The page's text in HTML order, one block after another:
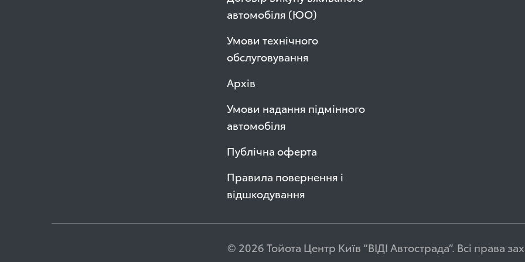
автомобіля (ЮО)
Умови технічного
обслуговування
Архів
Умови надання підмінного
автомобіля
Публічна оферта
Правила повернення і
відшкодування
© 2026 Тойота Центр Київ “ВІДІ Автострада”. Всі права